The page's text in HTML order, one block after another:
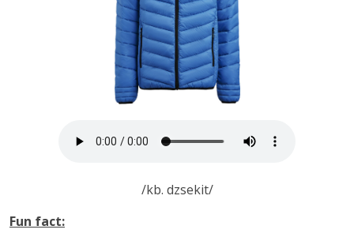
/kb. dzsekit/
Fun fact: